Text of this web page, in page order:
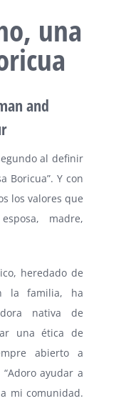
una
and
al definir
Boricua”. Y con
los valores que
madre,
heredado de
la familia, ha
nativa de
una ética de
abierto a
ayudar a
mi comunidad.